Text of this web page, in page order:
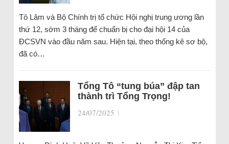
Tô Lâm và Bộ Chính trị tổ chức Hội nghị trung ương lần
thứ 12, sớm 3 tháng để chuẩn bị cho đại hội 14 của
ĐCSVN vào đầu năm sau. Hiện tại, theo thống kê sơ bộ,
đã có…
Tổng Tô “tung búa” đập tan
thành trì Tổng Trọng!
24/07/2025 |